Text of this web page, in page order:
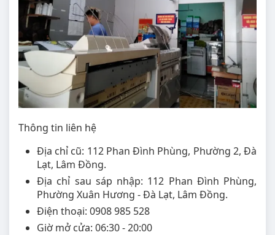
Thông tin liên hệ
Địa chỉ cũ: 112 Phan Đình Phùng, Phường 2, Đà
Lạt, Lâm Đồng.
Địa chỉ sau sáp nhập: 112 Phan Đình Phùng,
Phường Xuân Hương - Đà Lạt, Lâm Đồng.
Điện thoại: 0908 985 528
Giờ mở cửa: 06:30 - 20:00